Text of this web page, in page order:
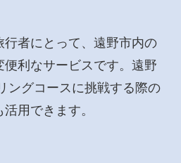
行者にとって、遠野市内の
便利なサービスです。遠野
ングコースに挑戦する際の
用できます。